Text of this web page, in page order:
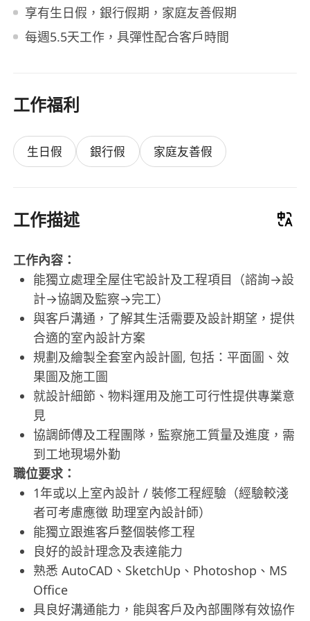
享有生日假，銀行假期，家庭友善假期
每週5.5天工作，具彈性配合客戶時間
工作福利
生日假 銀行假 家庭友善假
工作描述
工作內容：
能獨立處理全屋住宅設計及工程項目（諮詢→設
計→協調及監察→完工）
與客戶溝通，了解其生活需要及設計期望，提供
合適的室內設計方案
規劃及繪製全套室內設計圖, 包括：平面圖、效
果圖及施工圖
就設計細節、物料運用及施工可行性提供專業意
見
協調師傅及工程團隊，監察施工質量及進度，需
到工地現場外勤
職位要求：
1年或以上室內設計 / 裝修工程經驗（經驗較淺
者可考慮應徵 助理室內設計師）
能獨立跟進客戶整個裝修工程
良好的設計理念及表達能力
熟悉 AutoCAD、SketchUp、Photoshop、MS
Office
具良好溝通能力，能與客戶及內部團隊有效協作